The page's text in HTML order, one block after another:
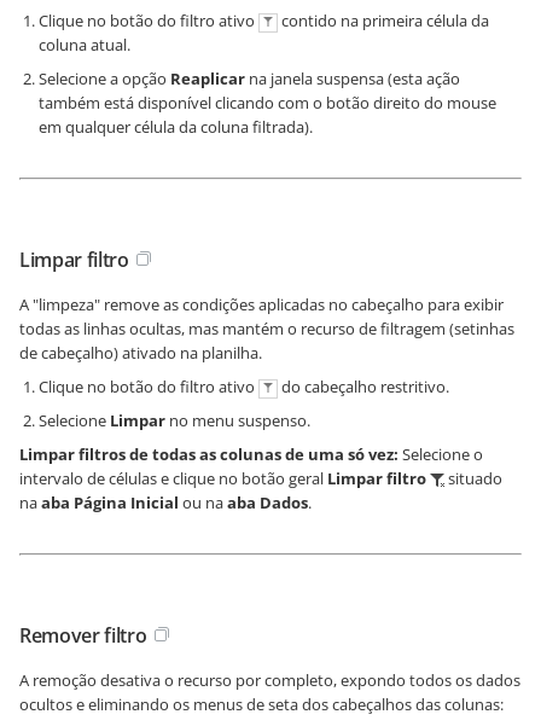
Clique no botão do filtro ativo
contido na primeira célula da
coluna atual.
Selecione a opção Reaplicar na janela suspensa (esta ação
também está disponível clicando com o botão direito do mouse
em qualquer célula da coluna filtrada).
Limpar filtro
A "limpeza" remove as condições aplicadas no cabeçalho para exibir
todas as linhas ocultas, mas mantém o recurso de filtragem (setinhas
de cabeçalho) ativado na planilha.
Clique no botão do filtro ativo
do cabeçalho restritivo.
Selecione Limpar no menu suspenso.
Limpar filtros de todas as colunas de uma só vez: Selecione o
intervalo de células e clique no botão geral Limpar filtro
situado
naaba Página Inicial ou naaba Dados.
Remover filtro
A remoção desativa o recurso por completo, expondo todos os dados
ocultos e eliminando os menus de seta dos cabeçalhos das colunas: